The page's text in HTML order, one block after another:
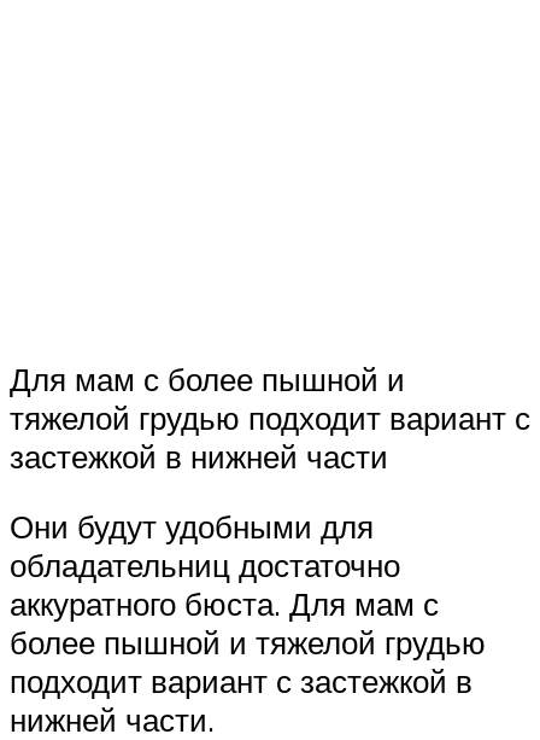
Для мам с более пышной и
тяжелой грудью подходит вариант с
застежкой в нижней части
Они будут удобными для
обладательниц достаточно
аккуратного бюста. Для мам с
более пышной и тяжелой грудью
подходит вариант с застежкой в
нижней части.